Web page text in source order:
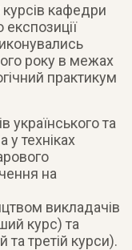
курсів кафедри
експозиції
року в межах
практикум
українського та
у техніках
на
викладачів
курс) та
третій курси).